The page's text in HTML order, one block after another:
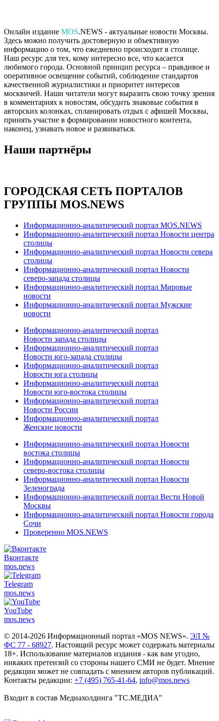
Онлайн издание MOS.NEWS - актуальные новости Москвы.
Здесь можно получить достоверную и объективную
информацию о том, что ежедневно происходит в столице.
Наш ресурс для тех, кому интересно все, что касается
любимого города. Основной принцип ресурса – правдивое и
оперативное освещение событий, соблюдение стандартов
качественной журналистики и приоритет интересов
москвичей. Наши читатели могут выразить свою точку зрения
в комментариях к новостям, обсудить знаковые события в
авторских колонках, спланировать отдых с афишей Москвы,
принять участие в формировании новостного контента,
наконец, узнавать новое и развиваться.
Наши партнёры
ГОРОДСКАЯ СЕТЬ ПОРТАЛОВ
ГРУППЫ MOS.NEWS
Информационно-аналитический портал MOS.NEWS
Информационно-аналитический портал Новости центра
столицы
Информационно-аналитический портал Новости севера
столицы
Информационно-аналитический портал Новости
северо-запада столицы
Информационно-аналитический портал Мировые
новости
Информационно-аналитический портал Мужские
новости
Информационно-аналитический портал
Новости запада столицы
Информационно-аналитический портал
Новости юго-запада столицы
Информационно-аналитический портал
Новости юга столицы
Информационно-аналитический портал
Новости юго-востока столицы
Информационно-аналитический портал
Новости России
Информационно-аналитический портал
Женские новости
Информационно-аналитический портал Новости
востока столицы
Информационно-аналитический портал Новости
северо-востока столицы
Информационно-аналитический портал Новости
Зеленограда
Информационно-аналитический портал Вести Новой
Москвы
Информационно-аналитический портал Новости города
Сочи
Проверенно MOS.NEWS
Вконтакте
mos.news
Telegram
mos.news
YouTube
mos.news
© 2014-2026 Информационный портал «MOS NEWS». ЭЛ №
ФС 77 - 68927. Настоящий ресурс может содержать материалы
18+. Использование материалов издания - как вам угодно,
никаких претензий со стороны нашего СМИ не будет. Мнение
редакции может не совпадать с мнением авторов публикаций.
Контакты редакции: +7 (495) 765-41-64, info@mos.news
Входит в состав Медиахолдинга "ТС.МЕДИА"